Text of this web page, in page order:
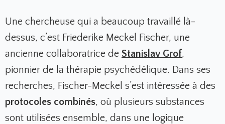
Une chercheuse qui a beaucoup travaillé là-
dessus, c’est Friederike Meckel Fischer, une
ancienne collaboratrice de Stanislav Grof,
pionnier de la thérapie psychédélique. Dans ses
recherches, Fischer-Meckel s’est intéressée à des
protocoles combinés, où plusieurs substances
sont utilisées ensemble, dans une logique